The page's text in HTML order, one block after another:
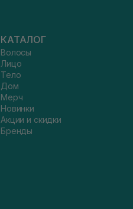
КАТАЛОГ
Волосы
Лицо
Тело
Дом
Мерч
Новинки
Акции и скидки
Бренды